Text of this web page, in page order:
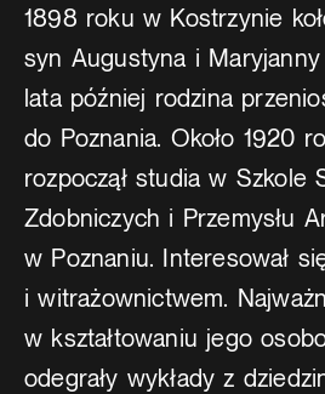
1898 roku w Kostrzynie
syn Augustyna i
lata później rodzina
do Poznania. Około 1920
rozpoczął studia w Szkole
Zdobniczych i Przemysłu
w Poznaniu. Interesował
i witrażownictwem.
w kształtowaniu jego
odegrały wykłady z